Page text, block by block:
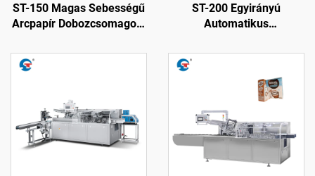
ST-150 Magas Sebességű
Arcpapír Dobozcsomagoló
ST-200 Egyirányú
Automatikus
Vágó Gép